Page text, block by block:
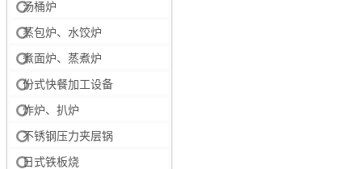
汤桶炉
蒸包炉、水饺炉
煮面炉、蒸煮炉
份式快餐加工设备
炸炉、扒炉
不锈钢压力夹层锅
日式铁板烧